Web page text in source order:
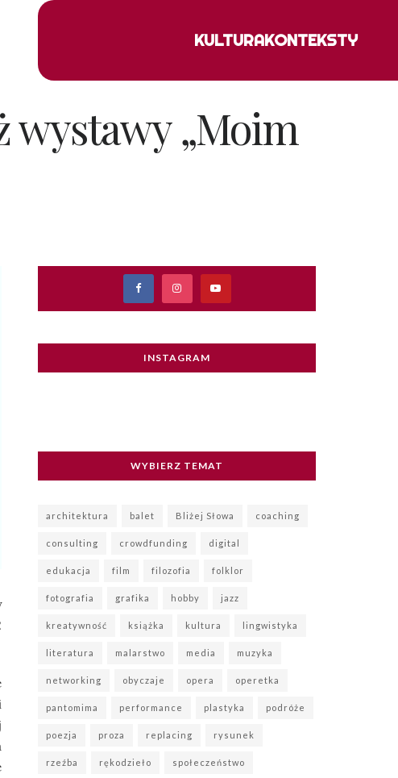
KULTURAKONTEKSTY
wystawy „Moim
INSTAGRAM
WYBIERZ TEMAT
architektura balet Bliżej Słowa coaching
consulting crowdfunding digital
edukacja film filozofia folklor
fotografia grafika hobby jazz
kreatywność książka kultura lingwistyka
literatura malarstwo media muzyka
networking obyczaje opera operetka
pantomima performance plastyka podróże
poezja proza replacing rysunek
rzeźba rękodzieło społeczeństwo